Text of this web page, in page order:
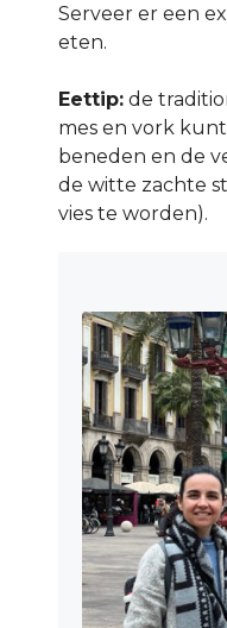
Serveer er een
eten.
Eettip: de
mes en vork
beneden en de
de witte zachte
vies te worden).